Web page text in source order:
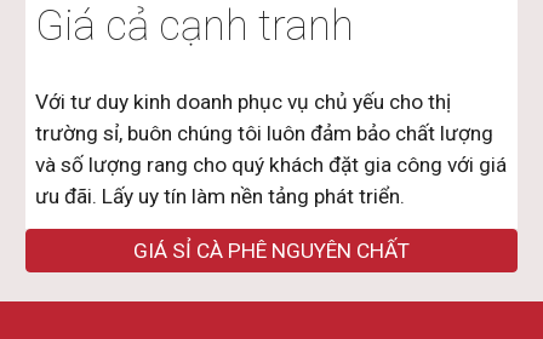
Giá cả cạnh tranh
Với tư duy kinh doanh phục vụ chủ yếu cho thị
trường sỉ, buôn chúng tôi luôn đảm bảo chất lượng
và số lượng rang cho quý khách đặt gia công với giá
ưu đãi. Lấy uy tín làm nền tảng phát triển.
GIÁ SỈ CÀ PHÊ NGUYÊN CHẤT